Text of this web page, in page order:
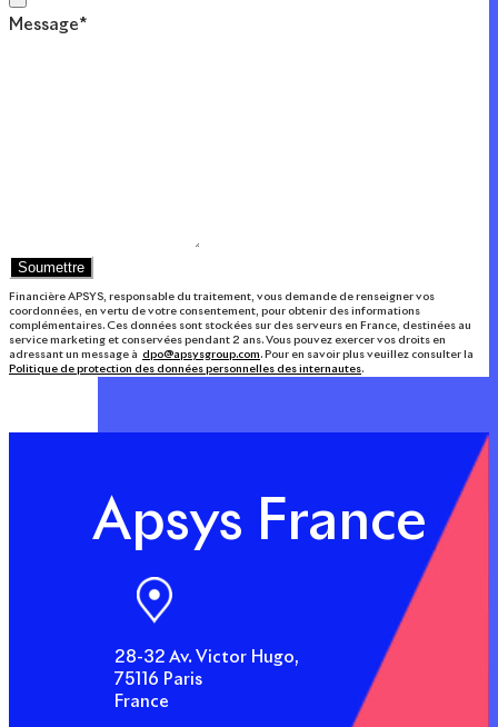
Message*
Soumettre
Financière APSYS, responsable du traitement, vous demande de renseigner vos
coordonnées, en vertu de votre consentement, pour obtenir des informations
complémentaires. Ces données sont stockées sur des serveurs en France, destinées au
service marketing et conservées pendant 2 ans. Vous pouvez exercer vos droits en
adressant un message à dpo@apsysgroup.com . Pour en savoir plus veuillez consulter la
Politique de protection des données personnelles des internautes.
Apsys France
28-32 Av. Victor Hugo,
75116 Paris
France